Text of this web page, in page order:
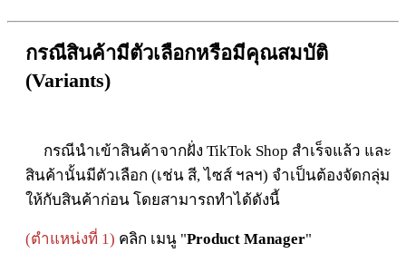
กรณีสินค้ามีตัวเลือกหรือมีคุณสมบัติ
(Variants)
กรณีนำเข้าสินค้าจากฝั่ง TikTok Shop สำเร็จแล้ว และ
สินค้านั้นมีตัวเลือก (เช่น สี, ไซส์ ฯลฯ) จำเป็นต้องจัดกลุ่ม
ให้กับสินค้าก่อน โดยสามารถทำได้ดังนี้
(ตำแหน่งที่ 1) คลิก เมนู "Product Manager"